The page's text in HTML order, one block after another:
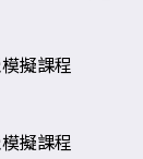
擬課程
擬課程